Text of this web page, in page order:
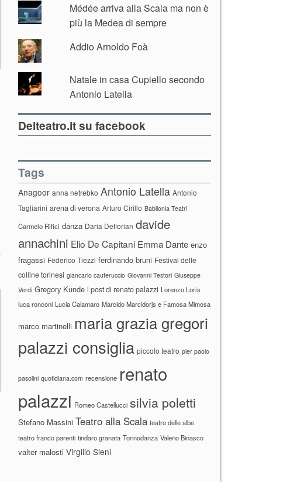
Médée arriva alla Scala ma non è
più la Medea di sempre
Addio Arnoldo Foà
Natale in casa Cupiello secondo
Antonio Latella
Delteatro.it su facebook
Tags
Anagoor anna netrebko Antonio Latella Antonio
Tagliarini arena di verona Arturo Cirillo Babilonia Teatri
Carmelo Rifici danza Daria Deflorian davide
annachini Elio De Capitani Emma Dante enzo
fragassi Federico Tiezzi ferdinando bruni Festival delle
colline torinesi giancarlo cauteruccio Giovanni Testori Giuseppe
Verdi Gregory Kunde i post di renato palazzi Lorenzo Loris
luca ronconi Lucia Calamaro Marcido Marcidorjs e Famosa Mimosa
marco martinelli maria grazia gregori
palazzi consiglia piccolo teatro pier paolo
pasolini quotidiana.com recensione renato
palazzi Romeo Castellucci silvia poletti
Stefano Massini Teatro alla Scala teatro delle albe
teatro franco parenti tindaro granata Torinodanza Valerio Binasco
valter malosti Virgilio Sieni